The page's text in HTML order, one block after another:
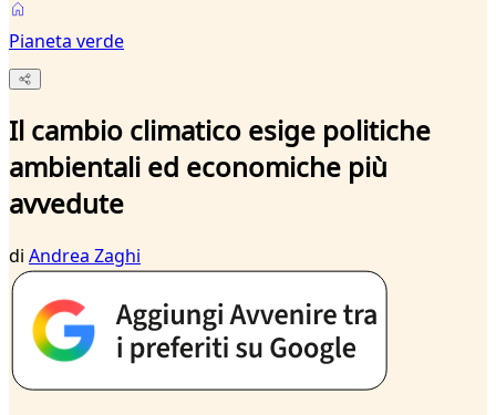
Pianeta verde
Il cambio climatico esige politiche
ambientali ed economiche più
avvedute
di Andrea Zaghi